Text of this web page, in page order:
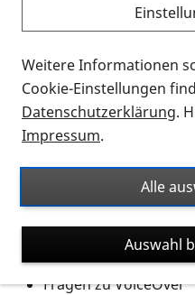
Logo Junges Forum Karlsruhe
Bei diesem Treffen geht
Hilfsmittel. Wir
aus, behandeln Fragen
oder zu Barrierefreiheit
Themen in diesem
Einstiegsthema:
Thema: offen
Fragen zu VoiceOver
Weitere Informationen
Cookie-Einstellungen
Datenschutzerklärung.
Impressum.
Alle
Auswahl